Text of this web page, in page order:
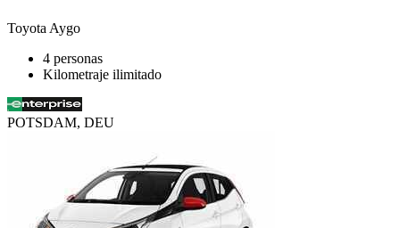
Toyota Aygo
4 personas
Kilometraje ilimitado
POTSDAM, DEU